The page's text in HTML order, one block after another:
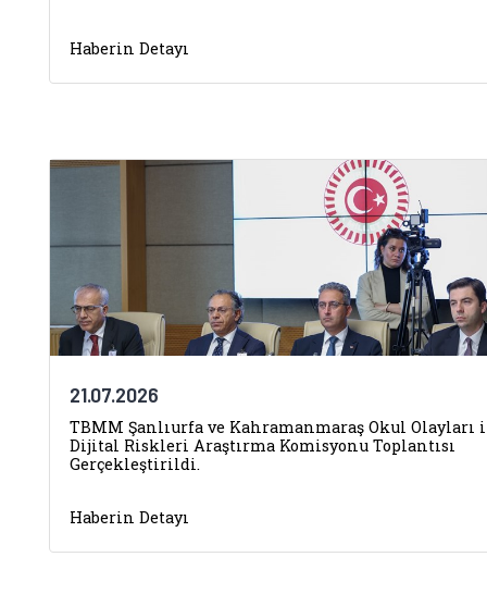
Haberin Detayı
21.07.2026
TBMM Şanlıurfa ve Kahramanmaraş Okul Olayları
Dijital Riskleri Araştırma Komisyonu Toplantısı
Gerçekleştirildi.
Haberin Detayı